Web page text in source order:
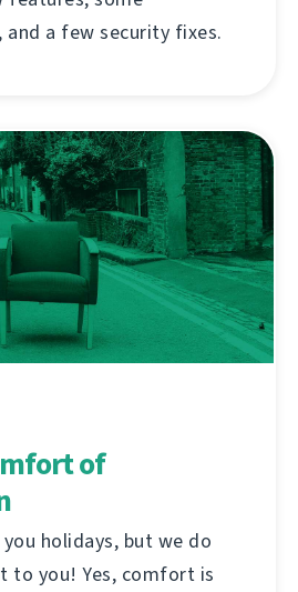
and a few security fixes.
of
holidays, but we do
to you! Yes, comfort is